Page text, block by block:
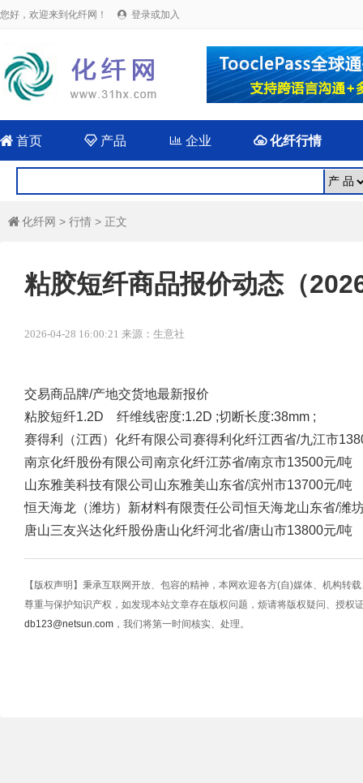
您好，欢迎来到化纤网！  登录或加入
 首页  产品 企业 化纤行情
 化纤网 > 行情 > 正文
粘胶短纤商品报价动态（
2026-04-28 16:00:21 来源：生意社
交易商品牌/产地交货地最新报价
粘胶短纤1.2D 纤维线密度:1.2D ;切断长度:38mm ;
赛得利（江西）化纤有限公司 赛得利化纤江西省/九江市
南京化纤股份有限公司 南京化纤江苏省/南京市13500元/吨
山东雅美科技有限公司 山东雅美山东省/滨州市13700元/吨
恒天海龙（潍坊）新材料有限责任公司恒天海龙山东省/潍
唐山三友兴达化纤股份唐山化纤河北省/唐山市13800元/吨
【版权声明】秉承互联网开放、包容的精神，本网欢迎各方(自)媒体、机构转
尊重与保护知识产权，如发现本站文章存在版权问题，烦请将版权疑问、授权
db123@netsun.com ，我们将第一时间核实、处理。